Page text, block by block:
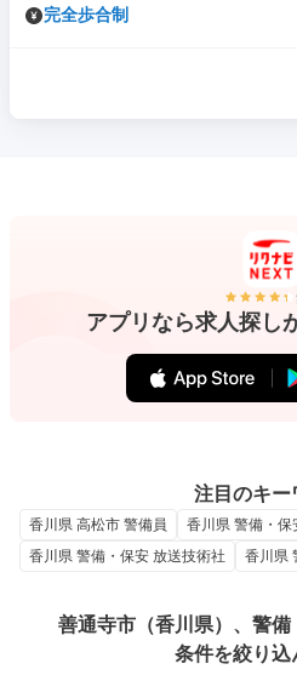
完全歩合制
アプリなら求人探し
注目のキー
香川県 高松市 警備員 香川県 警備・保
香川県 警備・保安 放送技術社
香川県
善通寺市（香川県）、警
条件を絞り込